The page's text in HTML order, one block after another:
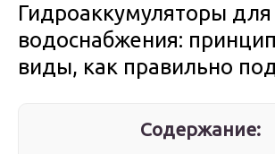
Гидроаккумуляторы для
водоснабжения:
виды, как правильно
Содержание: